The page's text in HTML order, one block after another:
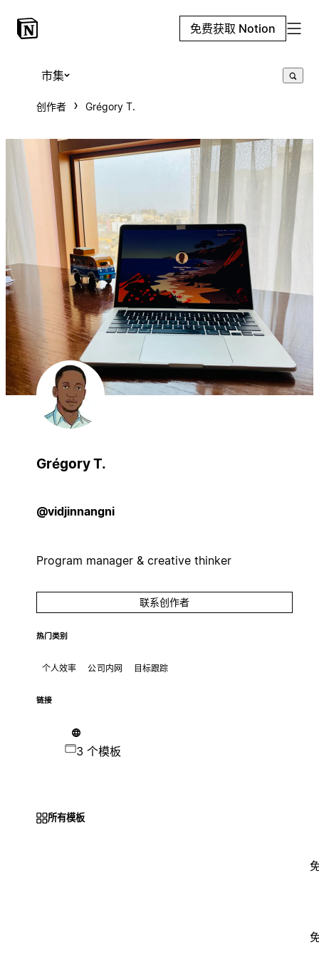
免费获取 Notion
市集
创作者 Grégory T.
Grégory T.
@vidjinnangni
Program manager & creative thinker
联系创作者
热门类别
个人效率 公司内网 目标跟踪
链接
3 个模板
所有模板